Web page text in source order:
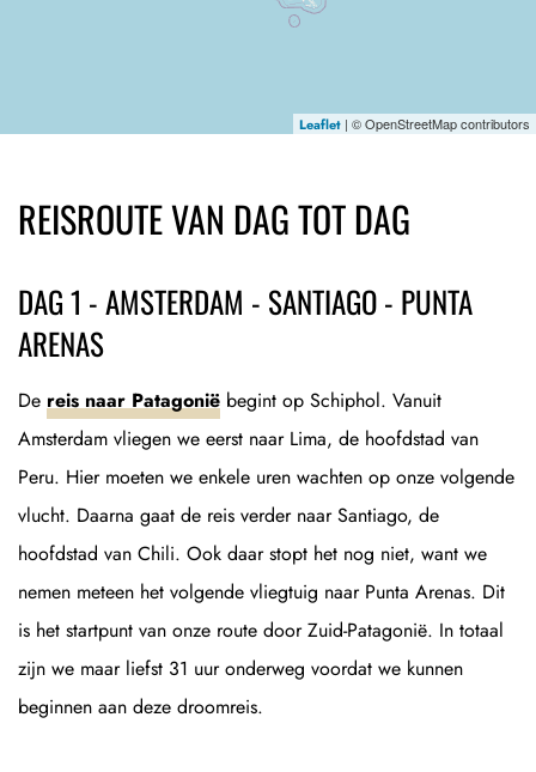
Leaflet | © OpenStreetMap contributors
REISROUTE VAN DAG TOT DAG
DAG 1 - AMSTERDAM - SANTIAGO - PUNTA
ARENAS
De reis naar Patagonië begint op Schiphol. Vanuit
Amsterdam vliegen we eerst naar Lima, de hoofdstad van
Peru. Hier moeten we enkele uren wachten op onze volgende
vlucht. Daarna gaat de reis verder naar Santiago, de
hoofdstad van Chili. Ook daar stopt het nog niet, want we
nemen meteen het volgende vliegtuig naar Punta Arenas. Dit
is het startpunt van onze route door Zuid-Patagonië. In totaal
zijn we maar liefst 31 uur onderweg voordat we kunnen
beginnen aan deze droomreis.